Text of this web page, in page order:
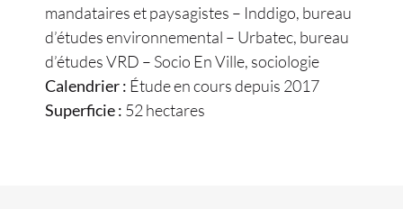
mandataires et paysagistes – Inddigo, bureau
d’études environnemental – Urbatec, bureau
d’études VRD – Socio En Ville, sociologie
Calendrier : Étude en cours depuis 2017
Superficie : 52 hectares